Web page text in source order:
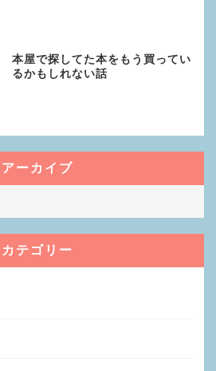
本屋で探してた本をもう買ってい
るかもしれない話
アーカイブ
カテゴリー